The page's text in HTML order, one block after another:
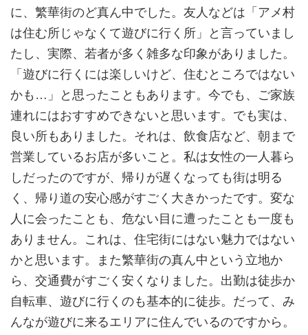
に、繁華街のど真ん中でした。友人などは「アメ村
は住む所じゃなくて遊びに行く所」と言っていまし
たし、実際、若者が多く雑多な印象がありました。
「遊びに行くには楽しいけど、住むところではない
かも…」と思ったこともあります。今でも、ご家族
連れにはおすすめできないと思います。でも実は、
良い所もありました。それは、飲食店など、朝まで
営業しているお店が多いこと。私は女性の一人暮ら
しだったのですが、帰りが遅くなっても街は明る
く、帰り道の安心感がすごく大きかったです。変な
人に会ったことも、危ない目に遭ったことも一度も
ありません。これは、住宅街にはない魅力ではない
かと思います。また繁華街の真ん中という立地か
ら、交通費がすごく安くなりました。出勤は徒歩か
自転車、遊びに行くのも基本的に徒歩。だって、み
んなが遊びに来るエリアに住んでいるのですから。